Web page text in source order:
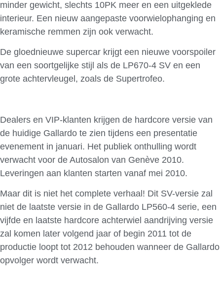
minder gewicht, slechts 10PK meer en een uitgeklede
interieur. Een nieuw aangepaste voorwielophanging en
keramische remmen zijn ook verwacht.
De gloednieuwe supercar krijgt een nieuwe voorspoiler
van een soortgelijke stijl als de LP670-4 SV en een
grote achtervleugel, zoals de Supertrofeo.
Dealers en VIP-klanten krijgen de hardcore versie van
de huidige Gallardo te zien tijdens een presentatie
evenement in januari. Het publiek onthulling wordt
verwacht voor de Autosalon van Genève 2010.
Leveringen aan klanten starten vanaf mei 2010.
Maar dit is niet het complete verhaal! Dit SV-versie zal
niet de laatste versie in de Gallardo LP560-4 serie, een
vijfde en laatste hardcore achterwiel aandrijving versie
zal komen later volgend jaar of begin 2011 tot de
productie loopt tot 2012 behouden wanneer de Gallardo
opvolger wordt verwacht.